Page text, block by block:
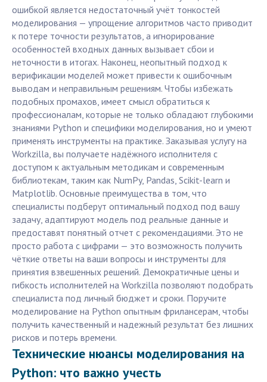
ошибкой является недостаточный учёт тонкостей
моделирования — упрощение алгоритмов часто приводит
к потере точности результатов, а игнорирование
особенностей входных данных вызывает сбои и
неточности в итогах. Наконец, неопытный подход к
верификации моделей может привести к ошибочным
выводам и неправильным решениям. Чтобы избежать
подобных промахов, имеет смысл обратиться к
профессионалам, которые не только обладают глубокими
знаниями Python и специфики моделирования, но и умеют
применять инструменты на практике. Заказывая услугу на
Workzilla, вы получаете надёжного исполнителя с
доступом к актуальным методикам и современным
библиотекам, таким как NumPy, Pandas, Scikit-learn и
Matplotlib. Основные преимущества в том, что
специалисты подберут оптимальный подход под вашу
задачу, адаптируют модель под реальные данные и
предоставят понятный отчет с рекомендациями. Это не
просто работа с цифрами — это возможность получить
чёткие ответы на ваши вопросы и инструменты для
принятия взвешенных решений. Демократичные цены и
гибкость исполнителей на Workzilla позволяют подобрать
специалиста под личный бюджет и сроки. Поручите
моделирование на Python опытным фрилансерам, чтобы
получить качественный и надежный результат без лишних
рисков и потерь времени.
Технические нюансы моделирования на
Python: что важно учесть